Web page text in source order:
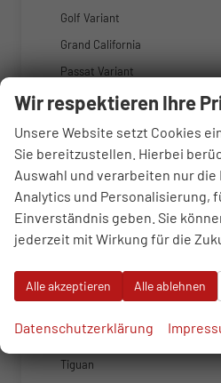
Golf Variant
Grand California
Passat Variant
Polo
T-Cross
T-Roc
T-Roc Cabriolet
T6 Transporter
T7 California
T7 Transporter
Tayron
Tiguan
Wir respektieren Ihre
Unsere Website setzt Cookies
Sie bereitzustellen. Hierbei
Auswahl und verarbeiten nur die
Analytics und Personalisierung,
Einverständnis geben. Sie
jederzeit mit Wirkung für die
Alle akzeptieren Alle ablehnen
Datenschutzerklärung